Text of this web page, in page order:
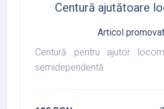
Centură ajutătoare
Articol promovat
Centură pentru ajutor
semidependentă